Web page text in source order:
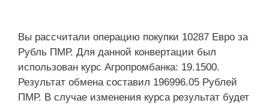
Вы рассчитали операцию покупки 10287 Евро за
Рубль ПМР. Для данной конвертации был
использован курс Агропромбанка: 19.1500.
Результат обмена составил 196996.05 Рублей
ПМР. В случае изменения курса результат будет